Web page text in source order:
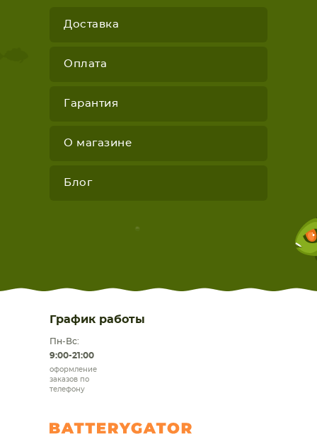
Доставка
Оплата
Гарантия
О магазине
Блог
График работы
Пн-Вс:
9:00-21:00
оформление
заказов по
телефону